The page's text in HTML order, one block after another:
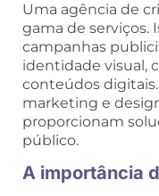
Uma agência de
gama de serviços.
campanhas
identidade visual,
conteúdos
marketing e
proporcionam
público.
A importância